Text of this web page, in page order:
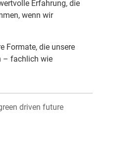
Erfahrung, die
wenn wir
Formate, die unsere
– fachlich wie
driven future